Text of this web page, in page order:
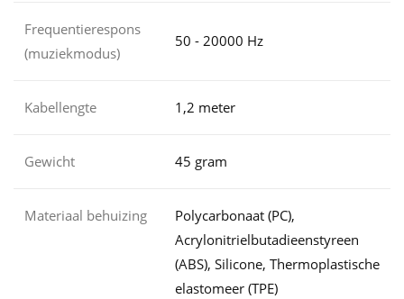
Frequentierespons
(muziekmodus)
50 - 20000 Hz
Kabellengte 1,2 meter
Gewicht 45 gram
Materiaal behuizing
Polycarbonaat (PC),
Acrylonitrielbutadieenstyreen
(ABS), Silicone, Thermoplastische
elastomeer (TPE)